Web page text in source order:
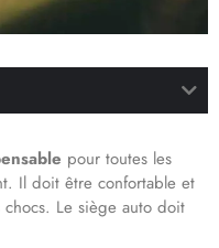
pour toutes les
Il doit être confortable et
Le siège auto doit